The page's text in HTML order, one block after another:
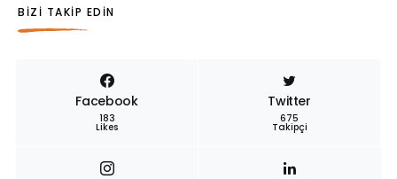
BIZI TAKIP EDIN
Facebook
183
Likes
Twitter
675
Takipçi